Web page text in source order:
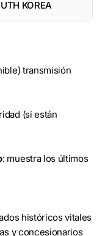
KOREA
transmisión
(si están
: muestra los últimos
históricos vitales
y concesionarios